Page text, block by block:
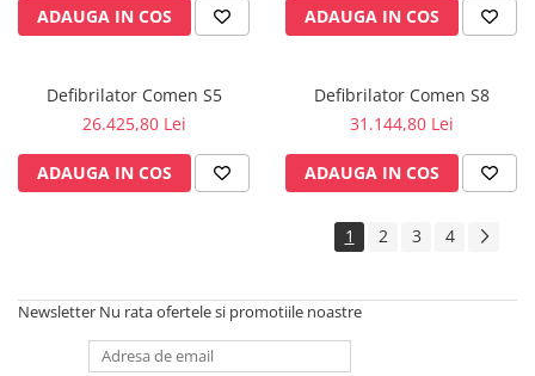
Spirometre
Filtre antibacteriene
Alte dispozitive respiratorii
Clesti nazali
Investigare si diagnostic
Oglinzi/Lampi frontale
Set ORL/Oftalmo
ADAUGA IN COS ADAUGA IN COS
Defibrilator Comen S5
26.425,80 Lei
ADAUGA IN COS
Defibrilator Comen S8
31.144,80 Lei
ADAUGA IN COS
1 2 3 4
Newsletter Nu rata ofertele si promotiile noastre